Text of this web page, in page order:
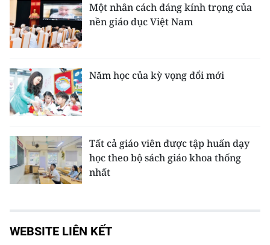
Một nhân cách đáng kính trọng của
nền giáo dục Việt Nam
Năm học của kỳ vọng đổi mới
Tất cả giáo viên được tập huấn dạy
học theo bộ sách giáo khoa thống
nhất
WEBSITE LIÊN KẾT